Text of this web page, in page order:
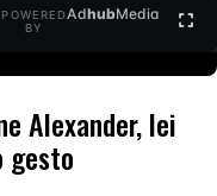
POWERED
BY
AdhubMedia
Alexander, lei
gesto